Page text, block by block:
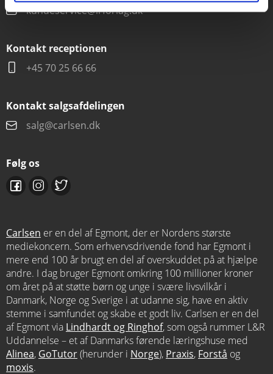
kundeservice@lrforlag.dk
Kontakt receptionen
+45 70 25 66 66
Kontakt salgsafdelingen
salg@carlsen.dk
Følg os
Carlsen er en del af Egmont, der er Nordens største
mediekoncern. Som erhvervsdrivende fond har Egmont i
mere end 100 år brugt en del af overskuddet på at hjælpe
andre. I dag bruger Egmont omkring 100 millioner kroner
om året på at støtte børn og unge i svære livsvilkår i
Danmark, Norge og Sverige i at udanne sig, have en aktiv
stemme i samfundet og skabe et godt liv. Carlsen er en del
af Egmont via Lindhardt og Ringhof, som også rummer L&R
Uddannelse – et af Danmarks førende læringshuse med
Alinea, GoTutor(herunder i Norge), Praxis, Forstå og
moxis.